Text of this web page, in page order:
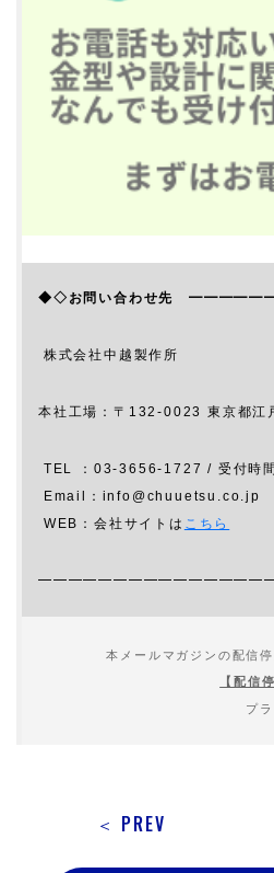
◆◇お問い合わせ先
株式会社中越製作所
本社工場：〒132-0023 東京都江
TEL ：03-3656-1727 / 受付時
Email：info@chuuetsu.co.jp
WEB：会社サイトは こちら
本メールマガジンの配信
【配信
プ
＜ PREV